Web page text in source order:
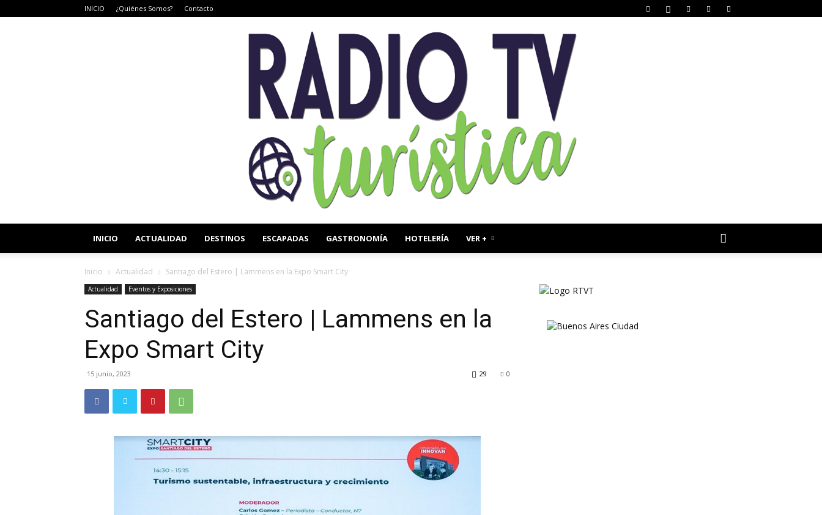
INICIO ¿Quiénes Somos? Contacto
INICIO ACTUALIDAD DESTINOS ESCAPADAS GASTRONOMÍA HOTELERÍA VER +
Inicio Actualidad Santiago del Estero | Lammens en la Expo Smart City
Actualidad Eventos y Exposiciones
Santiago del Estero | Lammens en la
Expo Smart City
15 junio, 2023 0
29